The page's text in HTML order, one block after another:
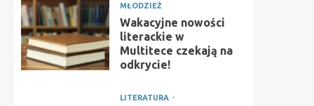
MŁODZIEŻ
Wakacyjne nowości
literackie w
Multitece czekają na
odkrycie!
LITERATURA